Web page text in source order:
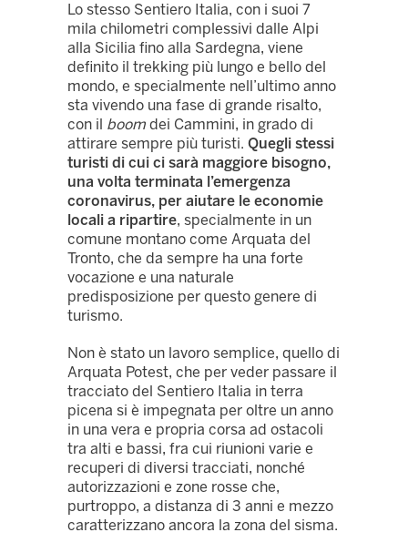
Lo stesso Sentiero Italia, con i suoi 7
mila chilometri complessivi dalle Alpi
alla Sicilia fino alla Sardegna, viene
definito il trekking più lungo e bello del
mondo, e specialmente nell’ultimo anno
sta vivendo una fase di grande risalto,
con il boom dei Cammini, in grado di
attirare sempre più turisti. Quegli stessi
turisti di cui ci sarà maggiore bisogno,
una volta terminata l’emergenza
coronavirus, per aiutare le economie
locali a ripartire, specialmente in un
comune montano come Arquata del
Tronto, che da sempre ha una forte
vocazione e una naturale
predisposizione per questo genere di
turismo.
Non è stato un lavoro semplice, quello di
Arquata Potest, che per veder passare il
tracciato del Sentiero Italia in terra
picena si è impegnata per oltre un anno
in una vera e propria corsa ad ostacoli
tra alti e bassi, fra cui riunioni varie e
recuperi di diversi tracciati, nonché
autorizzazioni e zone rosse che,
purtroppo, a distanza di 3 anni e mezzo
caratterizzano ancora la zona del sisma.